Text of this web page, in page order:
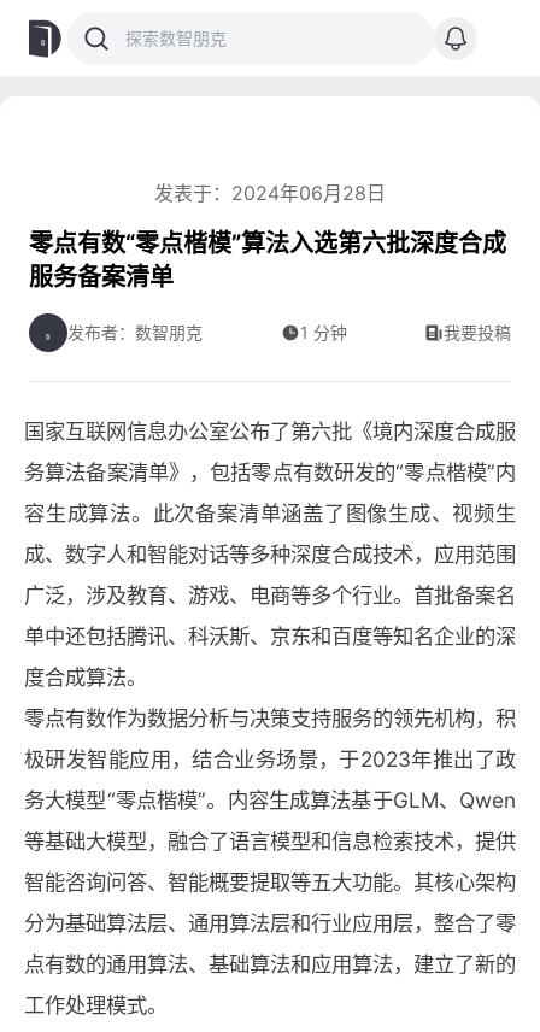
发表于：2024年06月28日
零点有数“零点楷模”算法入选第六批深度合成
服务备案清单
发布者：数智朋克 1 分钟 我要投稿
国家互联网信息办公室公布了第六批《境内深度合成服
务算法备案清单》，包括零点有数研发的“零点楷模”内
容生成算法。此次备案清单涵盖了图像生成、视频生
成、数字人和智能对话等多种深度合成技术，应用范围
广泛，涉及教育、游戏、电商等多个行业。首批备案名
单中还包括腾讯、科沃斯、京东和百度等知名企业的深
度合成算法。
零点有数作为数据分析与决策支持服务的领先机构，积
极研发智能应用，结合业务场景，于2023年推出了政
务大模型“零点楷模”。内容生成算法基于GLM、Qwen
等基础大模型，融合了语言模型和信息检索技术，提供
智能咨询问答、智能概要提取等五大功能。其核心架构
分为基础算法层、通用算法层和行业应用层，整合了零
点有数的通用算法、基础算法和应用算法，建立了新的
工作处理模式。